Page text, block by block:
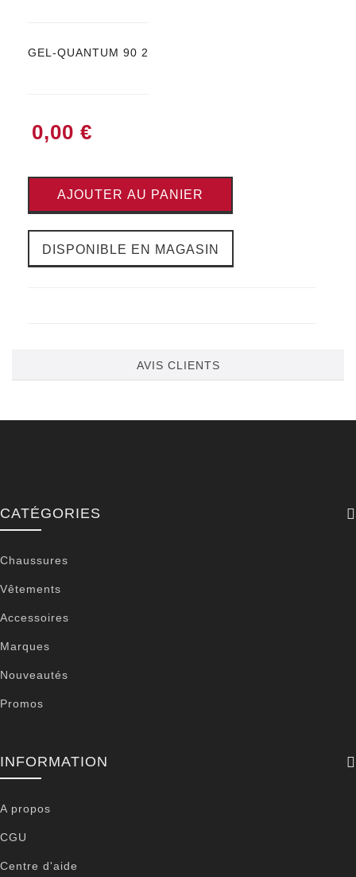
GEL-QUANTUM 90 2
0,00 €
AJOUTER AU PANIER
DISPONIBLE EN MAGASIN
AVIS CLIENTS
CATÉGORIES
Chaussures
Vêtements
Accessoires
Marques
Nouveautés
Promos
INFORMATION
A propos
CGU
Centre d'aide